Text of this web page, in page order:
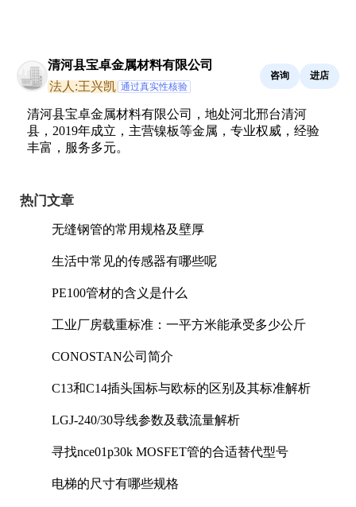
清河县宝卓金属材料有限公司
法人:王兴凯 通过真实性核验
咨询 进店
清河县宝卓金属材料有限公司，地处河北邢台清河
县，2019年成立，主营镍板等金属，专业权威，经验
丰富，服务多元。
热门文章
无缝钢管的常用规格及壁厚
生活中常见的传感器有哪些呢
PE100管材的含义是什么
工业厂房载重标准：一平方米能承受多少公斤
CONOSTAN公司简介
C13和C14插头国标与欧标的区别及其标准解析
LGJ-240/30导线参数及载流量解析
寻找nce01p30k MOSFET管的合适替代型号
电梯的尺寸有哪些规格